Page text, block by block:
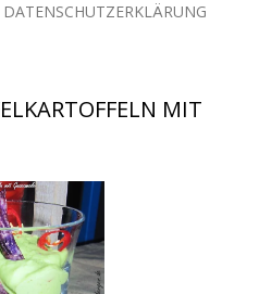
DATENSCHUTZERKLÄRUNG
MIT